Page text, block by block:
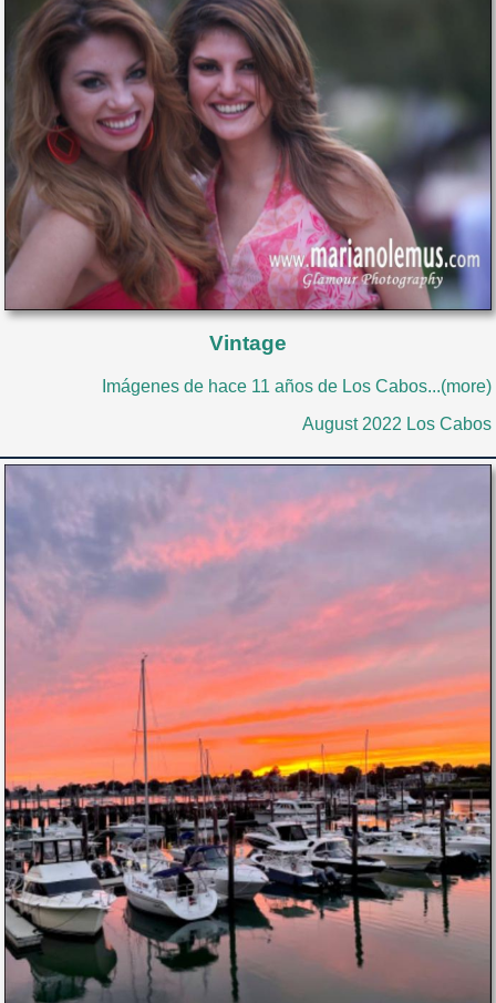
Vintage
Imágenes de hace 11 años de Los Cabos...(more)
August 2022 Los Cabos